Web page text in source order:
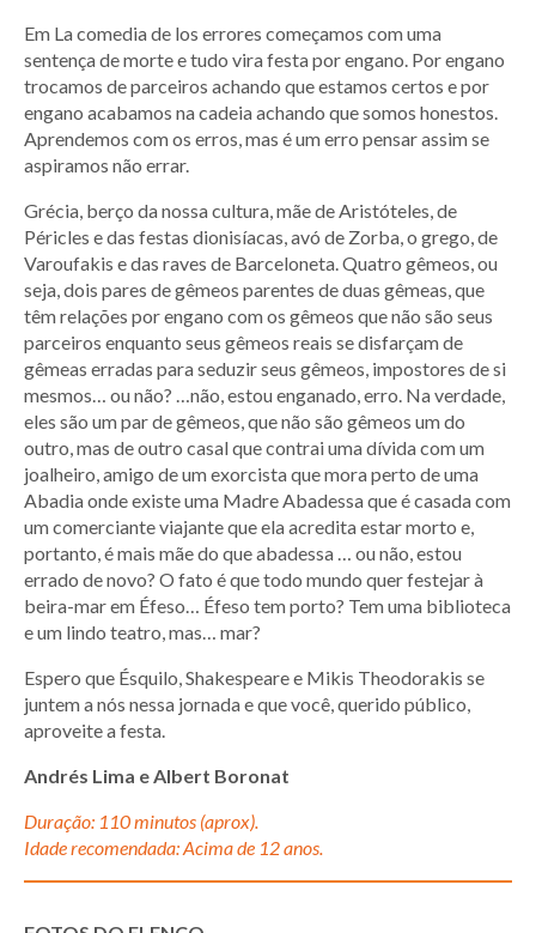
Em La comedia de los errores começamos com uma
sentença de morte e tudo vira festa por engano. Por engano
trocamos de parceiros achando que estamos certos e por
engano acabamos na cadeia achando que somos honestos.
Aprendemos com os erros, mas é um erro pensar assim se
aspiramos não errar.
Grécia, berço da nossa cultura, mãe de Aristóteles, de
Péricles e das festas dionisíacas, avó de Zorba, o grego, de
Varoufakis e das raves de Barceloneta. Quatro gêmeos, ou
seja, dois pares de gêmeos parentes de duas gêmeas, que
têm relações por engano com os gêmeos que não são seus
parceiros enquanto seus gêmeos reais se disfarçam de
gêmeas erradas para seduzir seus gêmeos, impostores de si
mesmos… ou não? …não, estou enganado, erro. Na verdade,
eles são um par de gêmeos, que não são gêmeos um do
outro, mas de outro casal que contrai uma dívida com um
joalheiro, amigo de um exorcista que mora perto de uma
Abadia onde existe uma Madre Abadessa que é casada com
um comerciante viajante que ela acredita estar morto e,
portanto, é mais mãe do que abadessa … ou não, estou
errado de novo? O fato é que todo mundo quer festejar à
beira-mar em Éfeso… Éfeso tem porto? Tem uma biblioteca
e um lindo teatro, mas… mar?
Espero que Ésquilo, Shakespeare e Mikis Theodorakis se
juntem a nós nessa jornada e que você, querido público,
aproveite a festa.
Andrés Lima e Albert Boronat
Duração: 110 minutos (aprox).
Idade recomendada: Acima de 12 anos.